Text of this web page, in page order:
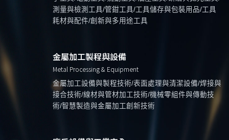
測量與檢測工具/管鉗工具/工具儲存與包裝用品/工具
耗材與配件/創新與多用途工具
金屬加工製程與設備
Metal Processing & Equipment
金屬加工設備與製程技術/表面處理與清潔設備/焊接與
接合技術/線材與管材加工技術/機械零組件與傳動技
術/智慧製造與金屬加工創新技術